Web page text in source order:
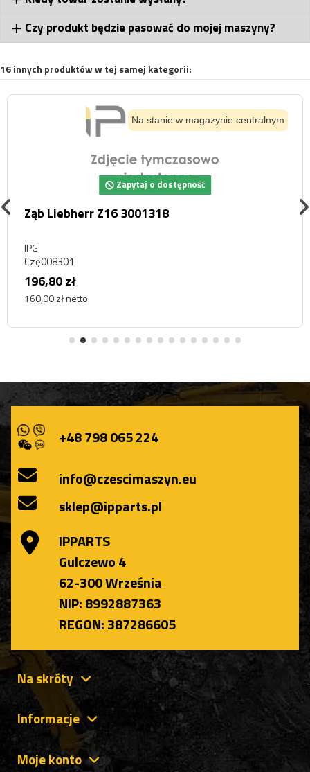
Czy produkt będzie pasować do mojej maszyny?
16 innych produktów w tej samej kategorii:
Na stanie w magazynie centralnym
Zapytaj o dostępność
Ząb Liebherr Z16 3001318
IPG
Czę008301
196,80 zł
160,00 zł netto
+48 798 065 224
info@czescimaszyn.eu
sklep@ipparts.pl
IPPARTS
Gulczewo 4
62-300 Września
NIP: 8992887363
REGON: 387286605
Na skróty
Informacje
Moje konto